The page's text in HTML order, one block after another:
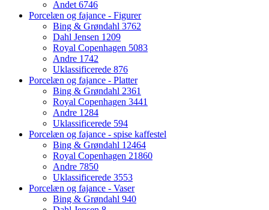
Andet 6746
Porcelæn og fajance - Figurer
Bing & Grøndahl 3762
Dahl Jensen 1209
Royal Copenhagen 5083
Andre 1742
Uklassificerede 876
Porcelæn og fajance - Platter
Bing & Grøndahl 2361
Royal Copenhagen 3441
Andre 1284
Uklassificerede 594
Porcelæn og fajance - spise kaffestel
Bing & Grøndahl 12464
Royal Copenhagen 21860
Andre 7850
Uklassificerede 3553
Porcelæn og fajance - Vaser
Bing & Grøndahl 940